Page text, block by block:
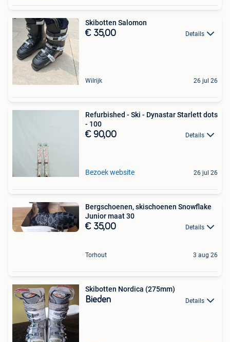
Skibotten Salomon
€ 35,00 Details
Wilrijk 26 jul 26
Refurbished - Ski - Dynastar Starlett dots
- 100
€ 90,00 Details
Bezoek website 26 jul 26
Bergschoenen, skischoenen Snowflake
Junior maat 30
€ 35,00 Details
Torhout 3 aug 26
Skibotten Nordica (275mm)
Bieden Details